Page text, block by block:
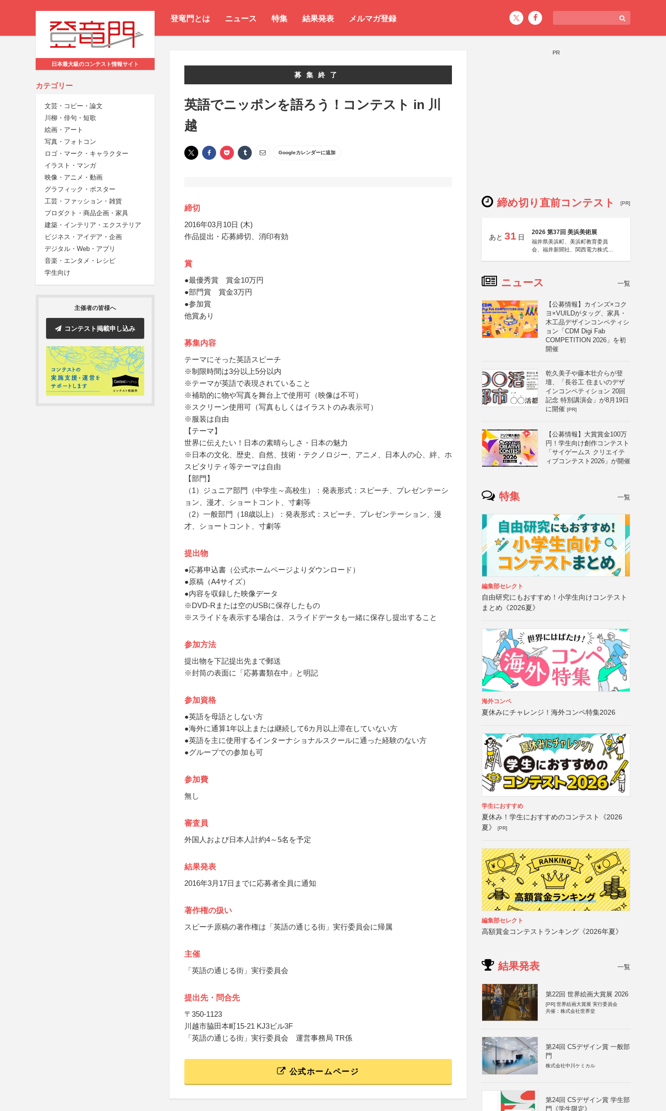
登竜門とは ニュース 特集 結果発表 メルマガ登録
日本最大級のコンテスト情報サイト
カテゴリー
文芸・コピー・論文
川柳・俳句・短歌
絵画・アート
写真・フォトコン
ロゴ・マーク・キャラクター
イラスト・マンガ
映像・アニメ・動画
グラフィック・ポスター
工芸・ファッション・雑貨
プロダクト・商品企画・家具
建築・インテリア・エクステリア
ビジネス・アイデア・企画
デジタル・Web・アプリ
音楽・エンタメ・レシピ
学生向け
主催者の皆様へ
コンテスト掲載申し込み
募集終了
英語でニッポンを語ろう！コンテスト in 川
越
Googleカレンダーに追加
締切
2016年03月10日 (木)
作品提出・応募締切、消印有効
賞
●最優秀賞 賞金10万円
●部門賞 賞金3万円
●参加賞
他賞あり
募集内容
テーマにそった英語スピーチ
※制限時間は3分以上5分以内
※テーマが英語で表現されていること
※補助的に物や写真を舞台上で使用可（映像は不可）
※スクリーン使用可（写真もしくはイラストのみ表示可）
※服装は自由
【テーマ】
世界に伝えたい！日本の素晴らしさ・日本の魅力
※日本の文化、歴史、自然、技術・テクノロジー、アニメ、日本人の心、絆、ホ
スピタリティ等テーマは自由
【部門】
（1）ジュニア部門（中学生～高校生）：発表形式：スピーチ、プレゼンテーシ
ョン、漫才、ショートコント、寸劇等
（2）一般部門（18歳以上）：発表形式：スピーチ、プレゼンテーション、漫
才、ショートコント、寸劇等
提出物
●応募申込書（公式ホームページよりダウンロード）
●原稿（A4サイズ）
●内容を収録した映像データ
※DVD-Rまたは空のUSBに保存したもの
※スライドを表示する場合は、スライドデータも一緒に保存し提出すること
参加方法
提出物を下記提出先まで郵送
※封筒の表面に「応募書類在中」と明記
参加資格
●英語を母語としない方
●海外に通算1年以上または継続して6カ月以上滞在していない方
●英語を主に使用するインターナショナルスクールに通った経験のない方
●グループでの参加も可
参加費
無し
審査員
外国人および日本人計約4～5名を予定
結果発表
2016年3月17日までに応募者全員に通知
著作権の扱い
スピーチ原稿の著作権は「英語の通じる街」実行委員会に帰属
主催
「英語の通じる街」実行委員会
提出先・問合先
〒350-1123
川越市脇田本町15-21 KJ3ビル3F
「英語の通じる街」実行委員会 運営事務局 TR係
公式ホームページ
PR
締め切り直前コンテスト [PR]
あと 31 日
2026 第37回 美浜美術展
福井県美浜町、美浜町教育委員
会、福井新聞社、関西電力株式会
ニュース 一覧
【公募情報】カインズ×コク
ヨ×VUILDがタッグ、家具・
木工品デザインコンペティシ
ョン「CDM Digi Fab
COMPETITION 2026」を初
開催
乾久美子や藤本壮介らが登
壇、「長谷工 住まいのデザ
インコンペティション 20回
記念 特別講演会」が8月19日
に開催 [PR]
【公募情報】大賞賞金100万
円！学生向け創作コンテスト
「サイゲームス クリエイテ
ィブコンテスト2026」が開催
特集 一覧
編集部セレクト
自由研究にもおすすめ！小学生向けコンテスト
まとめ《2026夏》
海外コンペ
夏休みにチャレンジ！海外コンペ特集2026
学生におすすめ
夏休み！学生におすすめのコンテスト《2026
夏》
[PR]
編集部セレクト
高額賞金コンテストランキング《2026年夏》
結果発表 一覧
第22回 世界絵画大賞展 2026
[PR] 世界絵画大賞展 実行委員会
共催：株式会社世界堂
第24回 CSデザイン賞 一般部
門
株式会社中川ケミカル
第24回 CSデザイン賞 学生部
門《学生限定》